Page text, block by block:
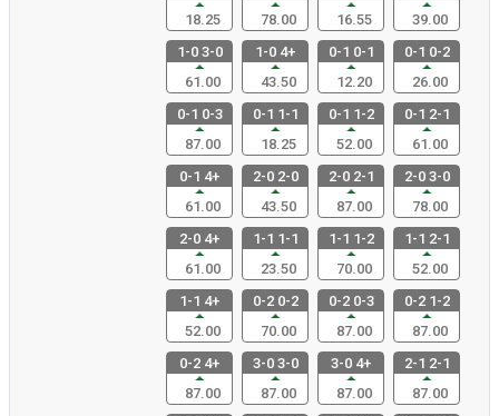
18.25
78.00
16.55
39.00
1-0 3-0
61.00
1-0 4+
43.50
0-1 0-1
12.20
0-1 0-2
26.00
0-1 0-3
87.00
0-1 1-1
18.25
0-1 1-2
52.00
0-1 2-1
61.00
0-1 4+
61.00
2-0 2-0
43.50
2-0 2-1
87.00
2-0 3-0
78.00
2-0 4+
61.00
1-1 1-1
23.50
1-1 1-2
70.00
1-1 2-1
52.00
1-1 4+
52.00
0-2 0-2
70.00
0-2 0-3
87.00
0-2 1-2
87.00
0-2 4+
87.00
3-0 3-0
87.00
3-0 4+
87.00
2-1 2-1
87.00